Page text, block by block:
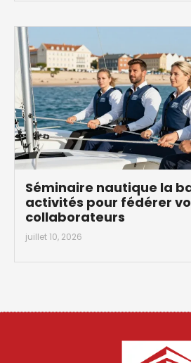
Séminaire nautique la
activités pour fédérer
collaborateurs
juillet 10, 2026